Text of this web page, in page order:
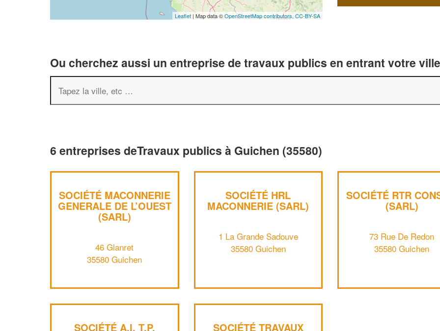
Leaflet | Map data ©OpenStreetMap contributors, CC-BY-SA
Ou cherchez aussi un entreprise de travaux publics en entrant votre
6 entreprises deTravaux publics à Guichen (35580)
SOCIÉTÉ MACONNERIE
GENERALE DE L’OUEST
(SARL)
46 Glanret
35580 Guichen
SOCIÉTÉ HRL
MACONNERIE (SARL)
1 La Grande Sadouve
35580 Guichen
SOCIÉTÉ RTR
(SARL)
73 Rue De Redon
35580 Guichen
SOCIÉTÉ A.I. T.P. SOCIÉTÉ TRAVAUX